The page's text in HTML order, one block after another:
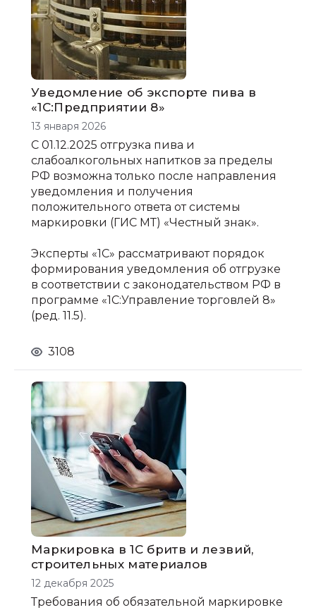
Уведомление об экспорте пива в
«1С:Предприятии 8»
13 января 2026
С 01.12.2025 отгрузка пива и
слабоалкогольных напитков за пределы
РФ возможна только после направления
уведомления и получения
положительного ответа от системы
маркировки (ГИС МТ) «Честный знак».
Эксперты «1С» рассматривают порядок
формирования уведомления об отгрузке
в соответствии с законодательством РФ в
программе «1С:Управление торговлей 8»
(ред. 11.5).
3108
Маркировка в 1С бритв и лезвий,
строительных материалов
12 декабря 2025
Требования об обязательной маркировке